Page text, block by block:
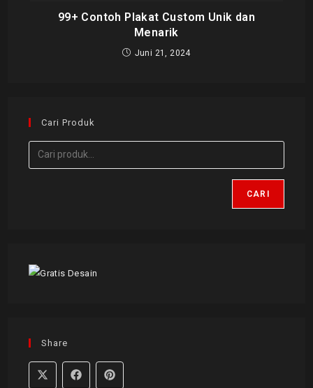
99+ Contoh Plakat Custom Unik dan
Menarik
Juni 21, 2024
Cari Produk
CARI
Share